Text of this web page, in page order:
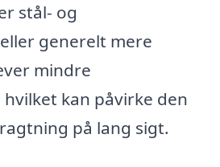
stål- og
generelt mere
mindre
kan påvirke den
på lang sigt.